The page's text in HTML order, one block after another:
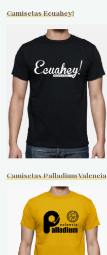
Camisetas Ecuahey!
Camisetas Palladium Valencia